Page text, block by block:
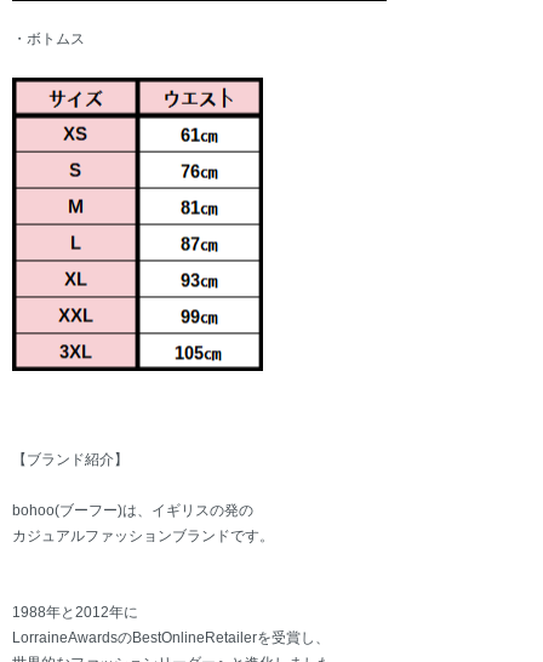
・ボトムス
【ブランド紹介】
bohoo(ブーフー)は、イギリスの発の
カジュアルファッションブランドです。
1988年と2012年に
LorraineAwardsのBestOnlineRetailerを受賞し、